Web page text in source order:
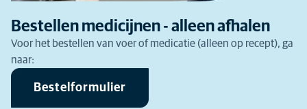
Bestellen medicijnen - alleen afhalen
Voor het bestellen van voer of medicatie (alleen op recept), ga
naar:
Bestelformulier